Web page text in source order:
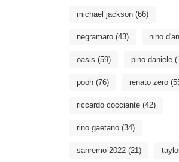
michael jackson (66)
negramaro (43) nino
oasis (59) pino daniele
pooh (76) renato zero
riccardo cocciante (42)
rino gaetano (34)
sanremo 2022 (21)